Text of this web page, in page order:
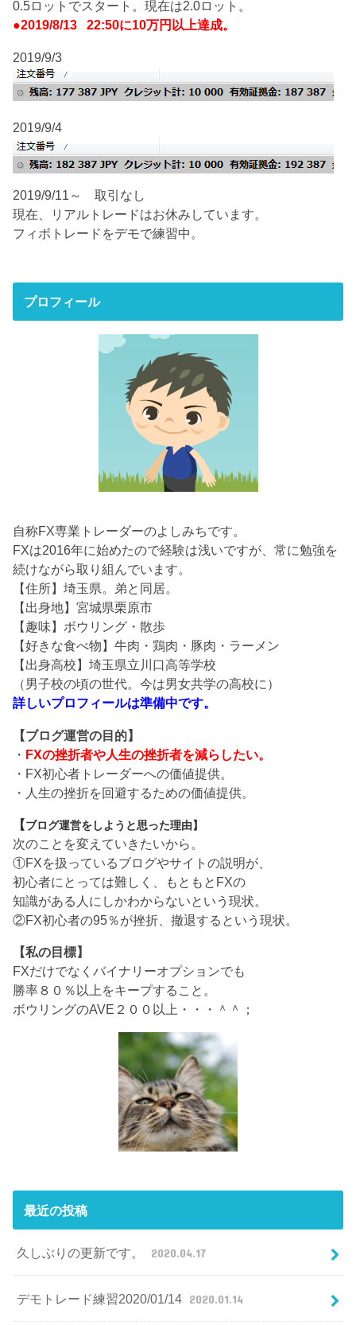
0.5ロットでスタート。現在は2.0ロット。
●2019/8/13 22:50に10万円以上達成。
2019/9/3
2019/9/4
2019/9/11～ 取引なし
現在、リアルトレードはお休みしています。
フィボトレードをデモで練習中。
プロフィール
自称FX専業トレーダーのよしみちです。
FXは2016年に始めたので経験は浅いですが、常に勉強を
続けながら取り組んでいます。
【住所】埼玉県。弟と同居。
【出身地】宮城県栗原市
【趣味】ボウリング・散歩
【好きな食べ物】牛肉・鶏肉・豚肉・ラーメン
【出身高校】埼玉県立川口高等学校
（男子校の頃の世代。今は男女共学の高校に）
詳しいプロフィールは準備中です。
【ブログ運営の目的】
・ FXの挫折者や人生の挫折者を減らしたい。
・FX初心者トレーダーへの価値提供。
・人生の挫折を回避するための価値提供。
【ブログ運営をしようと思った理由】
次のことを変えていきたいから。
①FXを扱っているブログやサイトの説明が、
初心者にとっては難しく、もともとFXの
知識がある人にしかわからないという現状。
②FX初心者の95％が挫折、撤退するという現状。
【私の目標】
FXだけでなくバイナリーオプションでも
勝率８０％以上をキープすること。
ボウリングのAVE２００以上・・・＾＾；
最近の投稿
久しぶりの更新です。 2020.04.17
デモトレード練習2020/01/14 2020.01.14